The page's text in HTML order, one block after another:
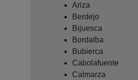
Ariza
Berdejo
Bijuesca
Bordalba
Bubierca
Cabolafuente
Calmarza